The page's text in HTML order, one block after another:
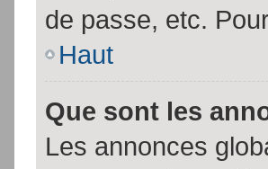
de passe, etc.
Haut
Que sont les
Les annonces